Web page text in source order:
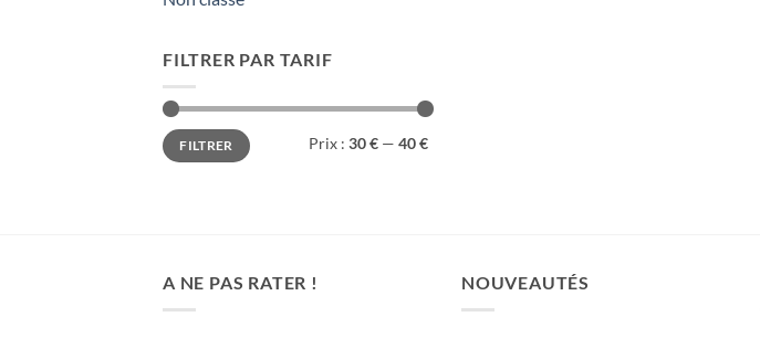
FILTRER PAR TARIF
Prix
min
Prix
maxFILTRER Prix : 30 € — 40 €
A NE PAS RATER ! NOUVEAUTÉS